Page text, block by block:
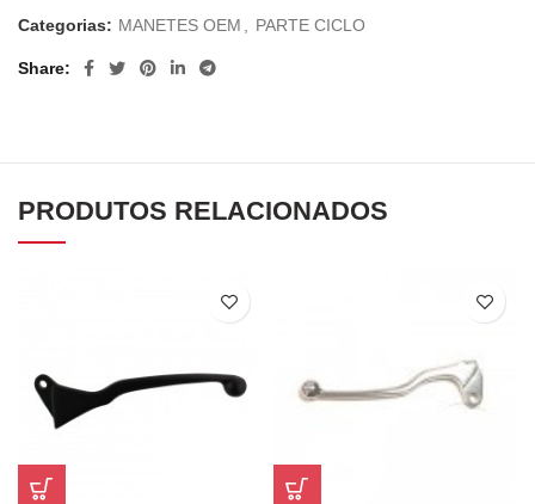
Categorias: MANETES OEM PARTE CICLO
Share
PRODUTOS RELACIONADOS